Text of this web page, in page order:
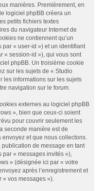
manières. Premièrement, en
logiciel phpBB créera un
petits fichiers textes
du navigateur Internet de
ne contiennent qu’un
« user-id ») et un identifiant
« session-id »), qui vous sont
phpBB. Un troisième cookie
sur les sujets de « Studio
les informations sur les sujets
navigation sur le forum.
externes au logiciel phpBB
», bien que ceux-ci soient
pour couvrir seulement les
seconde manière est de
envoyez et que nous collectons.
publication de message en tant
par « messages invités »),
» (désignée ici par « votre
après l’enregistrement et
« vos messages »).